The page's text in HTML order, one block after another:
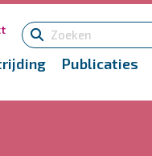
Publicaties